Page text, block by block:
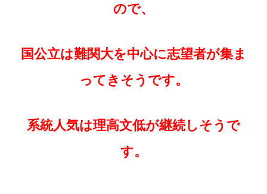
ので、
国公立は難関大を中心に志望者が集ま
ってきそうです。
系統人気は理高文低が継続しそうで
す。